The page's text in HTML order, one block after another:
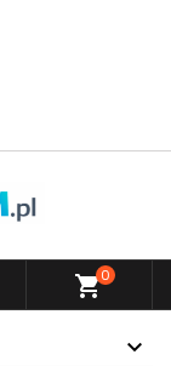
shopping_cart0